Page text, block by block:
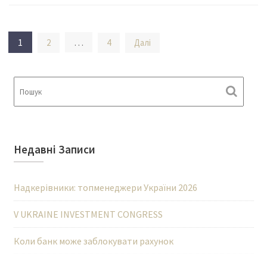
Пагінація
записів
1 2 … 4 Далі
Недавні Записи
Надкерівники: топменеджери України 2026
V UKRAINE INVESTMENT CONGRESS
Коли банк може заблокувати рахунок